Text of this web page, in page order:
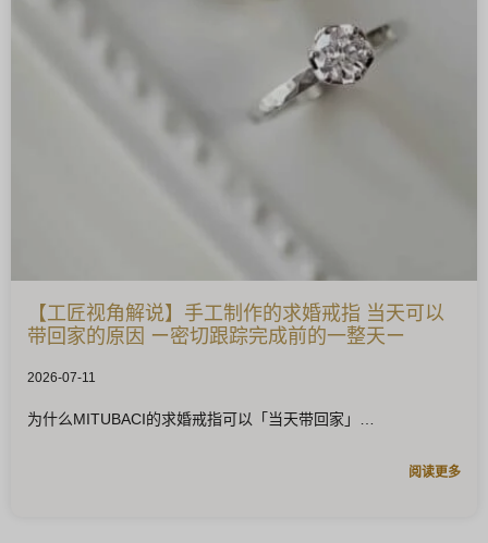
【工匠视角解说】手工制作的求婚戒指 当天可以
带回家的原因 ー密切跟踪完成前的一整天ー
2026-07-11
为什么MITUBACI的求婚戒指可以「当天带回家」
阅读更多